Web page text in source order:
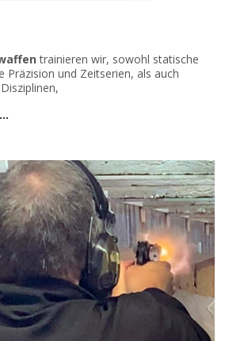
trainieren wir, sowohl statische
Präzision und Zeitserien, als auch